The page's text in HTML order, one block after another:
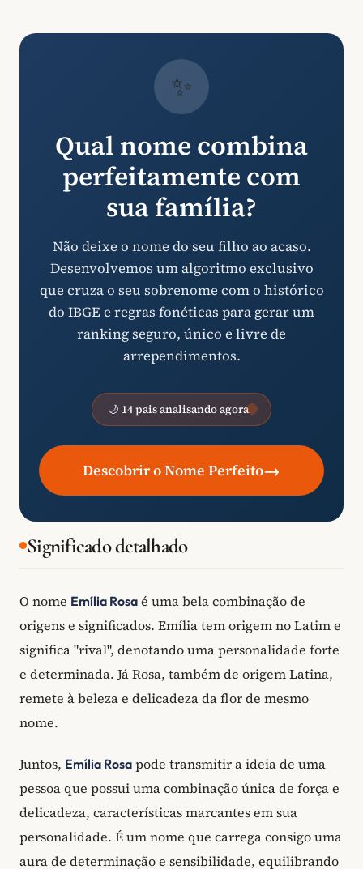
✨
Qual nome combina
perfeitamente com
sua família?
Não deixe o nome do seu filho ao acaso.
Desenvolvemos um algoritmo exclusivo
que cruza o seu sobrenome com o histórico
do IBGE e regras fonéticas para gerar um
ranking seguro, único e livre de
arrependimentos.
🌙 14 pais analisando agora
Descobrir o Nome Perfeito→
Significado detalhado
O nome Emília Rosa é uma bela combinação de
origens e significados. Emília tem origem no Latim e
significa "rival", denotando uma personalidade forte
e determinada. Já Rosa, também de origem Latina,
remete à beleza e delicadeza da flor de mesmo
nome.
Juntos, Emília Rosa pode transmitir a ideia de uma
pessoa que possui uma combinação única de força e
delicadeza, características marcantes em sua
personalidade. É um nome que carrega consigo uma
aura de determinação e sensibilidade, equilibrando